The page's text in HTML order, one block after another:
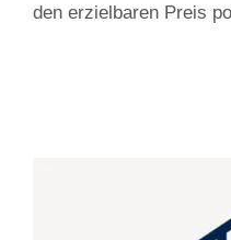
den erzielbaren Preis